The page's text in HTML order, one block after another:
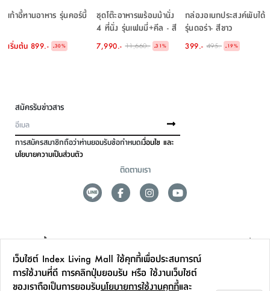
เก้าอี้ทานอาหาร รุ่นคอร์บี้
เริ่มต้น 899.- -30%
ชุดโต๊ะอาหารพร้อมม้านั่ง
4 ที่นั่ง รุ่นเฟมมี่+คีล - สี
7,990.- 11,660.- -31%
กล่องอเนกประสงค์พับได้
รุ่นดอร่า- สีขาว
399.- 495.- -19%
สมัครรับข่าวสาร
การสมัครสมาชิกถือว่าท่านยอมรับข้อกำหนดเงื่อนไข และ
นโยบายความเป็นส่วนตัว
ติดตามเรา
ดูแลลูกค้า
สาขาและการบริการ
เว็บไซต์ Index Living Mall ใช้คุกกี้เพื่อประสบการณ์
การใช้งานที่ดี การคลิกปุ่มยอมรับ หรือ ใช้งานเว็บไซต์
ของเราถือเป็นการยอมรับนโยบายการใช้งานคุกกี้และ